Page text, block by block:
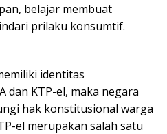
belajar membuat
prilaku konsumtif.
identitas
dan KTP-el, maka negara
hak konstitusional warga
el merupakan salah satu